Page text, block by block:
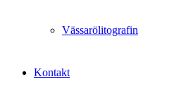
Vässarölitografin
Kontakt